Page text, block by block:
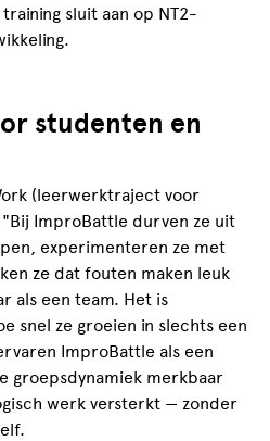
sluit aan op NT2-
studenten en
(leerwerktraject voor
ImproBattle durven ze uit
experimenteren ze met
ze dat fouten maken leuk
als een team. Het is
snel ze groeien in slechts een
ImproBattle als een
groepsdynamiek merkbaar
werk versterkt — zonder